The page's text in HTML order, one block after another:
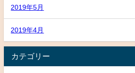
2019年5月
2019年4月
カテゴリー